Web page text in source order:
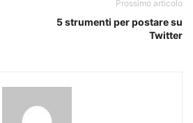
Prossimo articolo
5 strumenti per postare su
Twitter